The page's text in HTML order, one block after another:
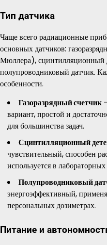
Тип датчика
Чаще всего радиационные
основных датчиков:
Мюллера), сцинтилляционный
полупроводниковый датчик.
особенности.
Газоразрядный счетчик
вариант, простой и
для большинства задач.
Сцинтилляционный
чувствительный, способен
используется в
Полупроводниковый
энергоэффективный,
персональных дозиметрах.
Питание и